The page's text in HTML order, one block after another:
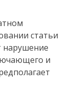
статьи
нарушение
и